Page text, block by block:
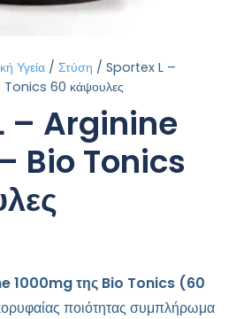
Υγεία / Στύση / Sportex L –
60 κάψουλες
– Arginine
Bio Tonics
1000mg της Bio Tonics (60
ποιότητας συμπλήρωμα